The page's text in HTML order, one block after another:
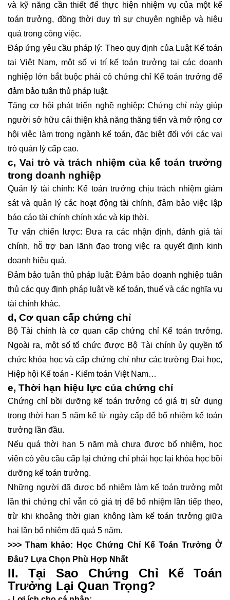
và kỹ năng cần thiết để thực hiện nhiệm vụ của một kế
toán trưởng, đồng thời duy trì sự chuyên nghiệp và hiệu
quả trong công việc.
Đáp ứng yêu cầu pháp lý: Theo quy định của Luật Kế toán
tại Việt Nam, một số vị trí kế toán trưởng tại các doanh
nghiệp lớn bắt buộc phải có chứng chỉ Kế toán trưởng để
đảm bảo tuân thủ pháp luật.
Tăng cơ hội phát triển nghề nghiệp: Chứng chỉ này giúp
người sở hữu cải thiện khả năng thăng tiến và mở rộng cơ
hội việc làm trong ngành kế toán, đặc biệt đối với các vai
trò quản lý cấp cao.
c, Vai trò và trách nhiệm của kế toán trưởng
trong doanh nghiệp
Quản lý tài chính: Kế toán trưởng chịu trách nhiệm giám
sát và quản lý các hoạt động tài chính, đảm bảo việc lập
báo cáo tài chính chính xác và kịp thời.
Tư vấn chiến lược: Đưa ra các nhận định, đánh giá tài
chính, hỗ trợ ban lãnh đạo trong việc ra quyết định kinh
doanh hiệu quả.
Đảm bảo tuân thủ pháp luật: Đảm bảo doanh nghiệp tuân
thủ các quy định pháp luật về kế toán, thuế và các nghĩa vụ
tài chính khác.
d, Cơ quan cấp chứng chỉ
Bộ Tài chính là cơ quan cấp chứng chỉ Kế toán trưởng.
Ngoài ra, một số tổ chức được Bộ Tài chính ủy quyền tổ
chức khóa học và cấp chứng chỉ như các trường Đại học,
Hiệp hội Kế toán - Kiểm toán Việt Nam…
e, Thời hạn hiệu lực của chứng chỉ
Chứng chỉ bồi dưỡng kế toán trưởng có giá trị sử dụng
trong thời hạn 5 năm kể từ ngày cấp để bổ nhiệm kế toán
trưởng lần đầu.
Nếu quá thời hạn 5 năm mà chưa được bổ nhiệm, học
viên có yêu cầu cấp lại chứng chỉ phải học lại khóa học bồi
dưỡng kế toán trưởng.
Những người đã được bổ nhiệm làm kế toán trưởng một
lần thì chứng chỉ vẫn có giá trị để bổ nhiệm lần tiếp theo,
trừ khi khoảng thời gian không làm kế toán trưởng giữa
hai lần bổ nhiệm đã quá 5 năm.
>>> Tham khảo:
Học Chứng Chỉ Kế Toán Trưởng Ở
Đâu? Lựa Chọn Phù Hợp Nhất
II. Tại Sao Chứng Chỉ Kế Toán
Trưởng Lại Quan Trọng?